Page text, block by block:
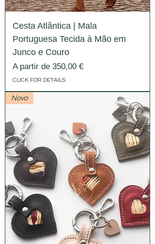
Cesta Atlântica | Mala
Portuguesa Tecida à Mão em
Junco e Couro
A partir de 350,00 €
Preço promocional
CLICK FOR DETAILS
Novo